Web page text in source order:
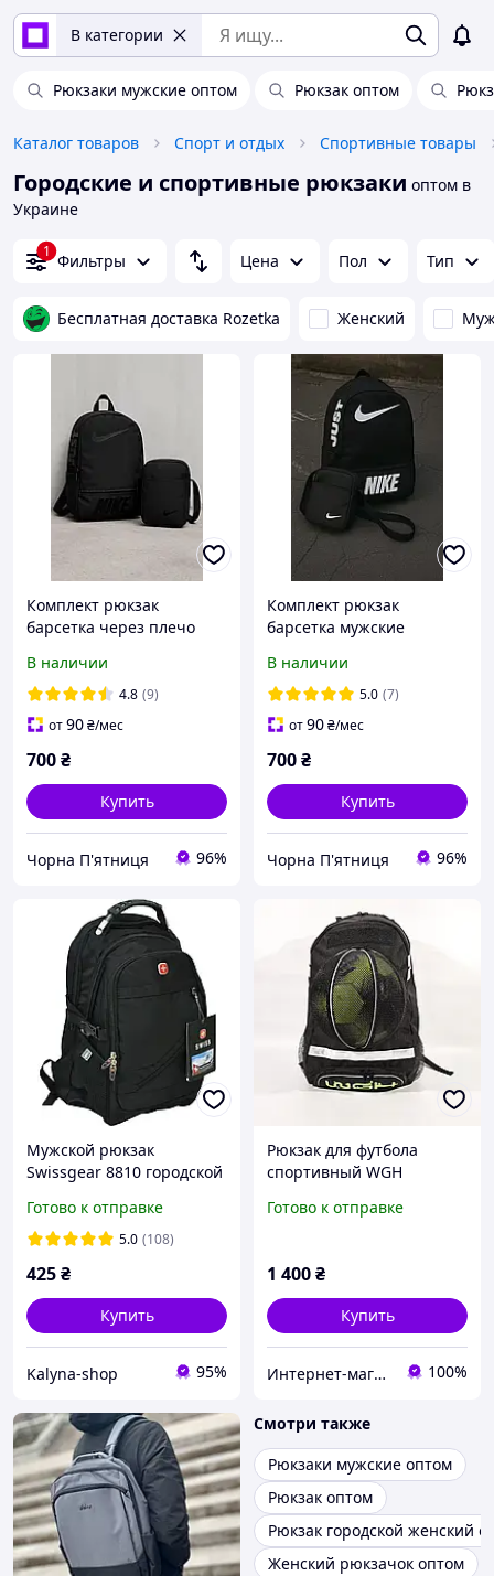
В категории
Рюкзаки мужские оптом Рюкзак оптом
Каталог товаров Спорт и отдых Спортивные товары
Городские и спортивные рюкзаки оптом в
Украине
1 Фильтры Цена Пол Тип
Бесплатная доставка Rozetka Женский
Комплект рюкзак
барсетка через плечо
сумки спортивный
городской
универсальный 2в1
В наличии
4.8 (9)
от90₴/мес
700₴
Купить
Чорна П'ятниця 96%
Комплект рюкзак
барсетка мужские
набор 2в1 сумки бананки
портфель через плечо
В наличии
5.0 (7)
от90₴/мес
700₴
Купить
Чорна П'ятниця 96%
Мужской рюкзак
Swissgear 8810 городской
отделением для ноутбука.
Готово к отправке
5.0 (108)
425₴
Купить
Kalyna-shop 95%
Рюкзак для футбола
спортивный WGH
Готово к отправке
1 400₴
Купить
Интернет-магазин собственного производства одежды, сумок и спортивных аксессуаров. Отличное качество 100%
Смотри также
Рюкзаки мужские оптом
Рюкзак оптом
Рюкзак городской женский
Женский рюкзачок оптом